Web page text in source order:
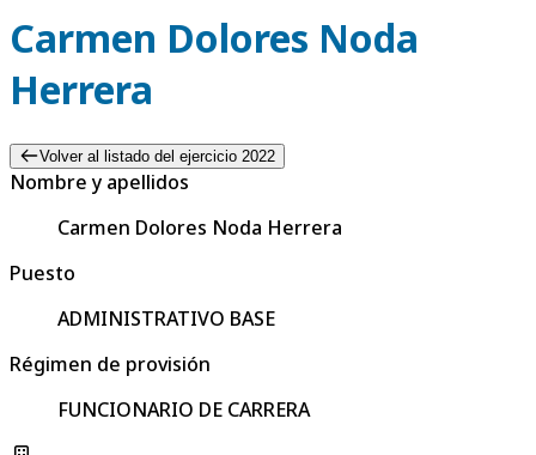
Carmen Dolores Noda
Herrera
Volver al listado del ejercicio 2022
Nombre y apellidos
Carmen Dolores Noda Herrera
Puesto
ADMINISTRATIVO BASE
Régimen de provisión
FUNCIONARIO DE CARRERA